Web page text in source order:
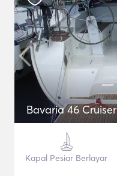
Bavaria 46 Cruiser
Kapal Pesiar Berlayar